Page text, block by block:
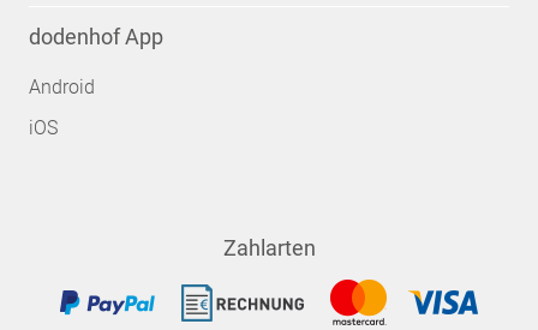
dodenhof App
Android
iOS
Zahlarten